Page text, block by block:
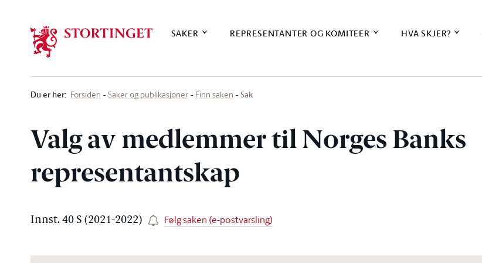
SAKER REPRESENTANTER OG KOMITEER HVA SKJER?
Du er her: Forsiden Saker og publikasjoner Finn saken Sak
Valg av medlemmer til Norges Banks
representantskap
Innst. 40 S (2021-2022) Følg saken (e-postvarsling)